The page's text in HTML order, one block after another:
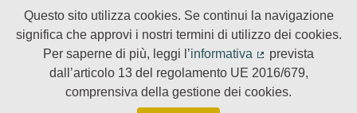
Questo sito utilizza cookies. Se continui la navigazione
significa che approvi i nostri termini di utilizzo dei cookies.
Per saperne di più, leggi l’informativa
(Collegamento
prevista
dall’articolo 13 del regolamento UE 2016/679,
comprensiva della gestione dei cookies.